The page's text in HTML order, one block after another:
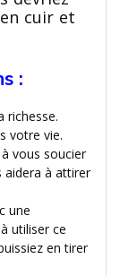
cuir et
:
richesse.
votre vie.
vous soucier
aidera à attirer
une
utiliser ce
en tirer